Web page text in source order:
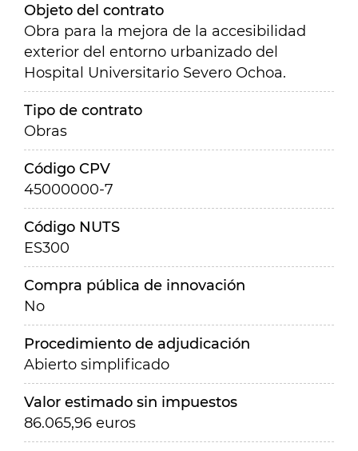
Objeto del contrato
Obra para la mejora de la accesibilidad
exterior del entorno urbanizado del
Hospital Universitario Severo Ochoa.
Tipo de contrato
Obras
Código CPV
45000000-7
Código NUTS
ES300
Compra pública de innovación
No
Procedimiento de adjudicación
Abierto simplificado
Valor estimado sin impuestos
86.065,96 euros